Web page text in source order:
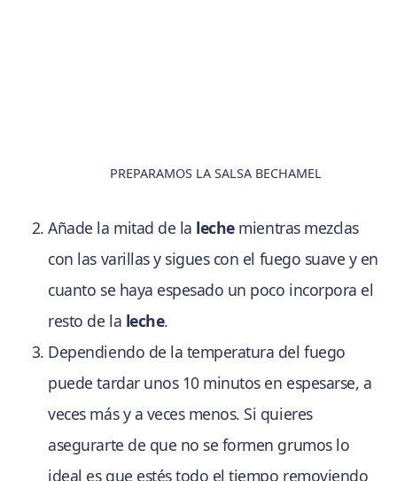
PREPARAMOS LA SALSA BECHAMEL
Añade la mitad de la lechemientras mezclas
con las varillas y sigues con el fuego suave y en
cuanto se haya espesado un poco incorpora el
resto de la leche.
Dependiendo de la temperatura del fuego
puede tardar unos 10 minutos en espesarse, a
veces más y a veces menos. Si quieres
asegurarte de que no se formen grumos lo
ideal es que estés todo el tiempo removiendo